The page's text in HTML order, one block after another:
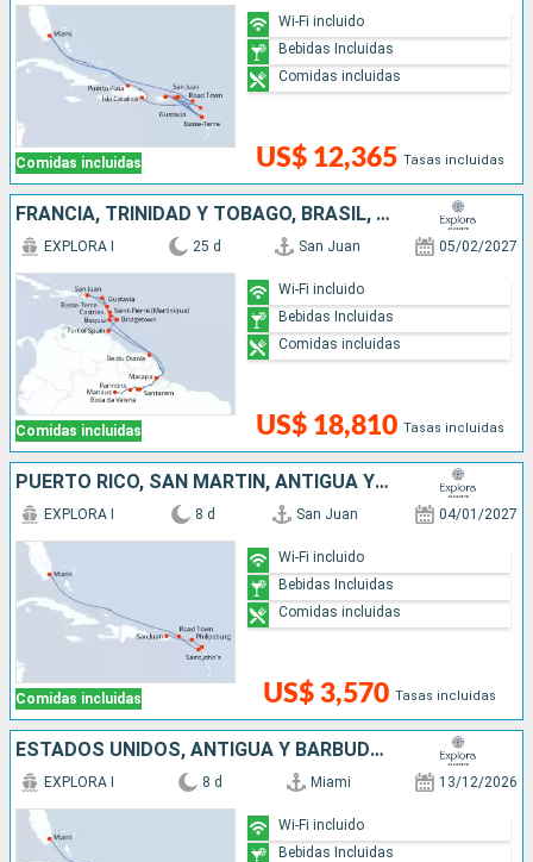
Comidas incluidas US$ 12,365 Tasas incluidas
Wi-Fi incluido
Bebidas Incluidas
Comidas incluidas
FRANCIA, TRINIDAD Y TOBAGO, BRASIL, ANTIGUA Y BARBUDA, SAN VINCENT Y LAS GRANADINAS, BARBADOS, SANTA LUCIA, PUERTO RICO
Comidas incluidas
EXPLORA I 25 d San Juan 05/02/2027
US$ 18,810 Tasas incluidas
Wi-Fi incluido
Bebidas Incluidas
Comidas incluidas
PUERTO RICO, SAN MARTÍN, ANTIGUA Y BARBUDA, REINO UNIDO, ESTADOS UNIDOS
Comidas incluidas
EXPLORA I 8 d San Juan 04/01/2027
US$ 3,570 Tasas incluidas
Wi-Fi incluido
Bebidas Incluidas
Comidas incluidas
ESTADOS UNIDOS, ANTIGUA Y BARBUDA, SAN MARTÍN, PUERTO RICO
EXPLORA I 8 d Miami 13/12/2026
Wi-Fi incluido
Bebidas Incluidas